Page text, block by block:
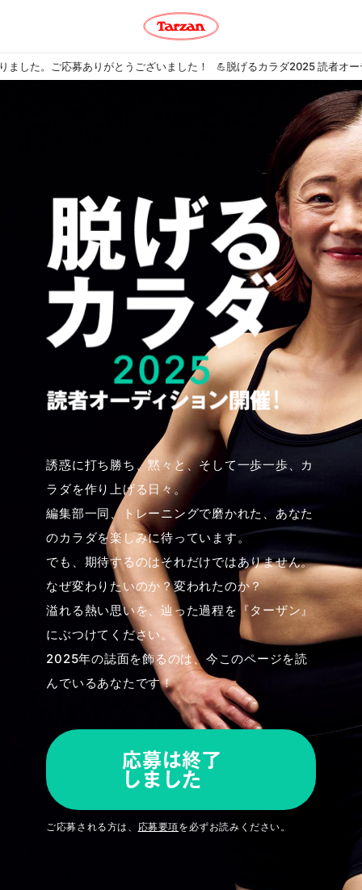
。ご応募ありがとうございました！ 💪脱げるカラダ2025 読者オーディ
誘惑に打ち勝ち、黙々と、そして一歩一歩、カ
ラダを作り上げる日々。
編集部一同、トレーニングで磨かれた、あなた
のカラダを楽しみに待っています。
でも、期待するのはそれだけではありません。
なぜ変わりたいのか？変われたのか？
溢れる熱い思いを、辿った過程を『ターザン』
にぶつけてください。
2025年の誌面を飾るのは、今このページを読
んでいるあなたです！
応募は終了
しました
ご応募される方は、 応募要項を必ずお読みください。